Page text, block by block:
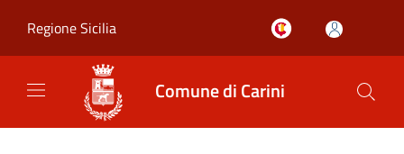
Regione Sicilia
Comune di Carini